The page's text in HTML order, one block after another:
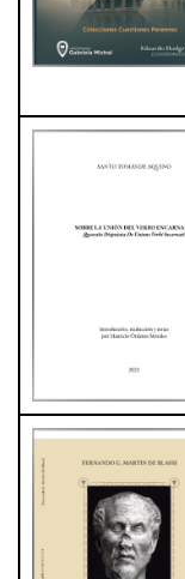
UGM Online
Language Center
CIEO
Contacto y Horarios